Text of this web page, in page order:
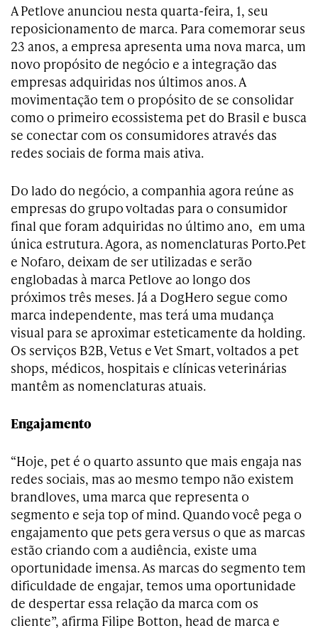
A Petlove anunciou nesta quarta-feira, 1, seu
reposicionamento de marca. Para comemorar seus
23 anos, a empresa apresenta uma nova marca, um
novo propósito de negócio e a integração das
empresas adquiridas nos últimos anos. A
movimentação tem o propósito de se consolidar
como o primeiro ecossistema pet do Brasil e busca
se conectar com os consumidores através das
redes sociais de forma mais ativa.
Do lado do negócio, a companhia agora reúne as
empresas do grupo voltadas para o consumidor
final que foram adquiridas no último ano, em uma
única estrutura. Agora, as nomenclaturas Porto.Pet
e Nofaro, deixam de ser utilizadas e serão
englobadas à marca Petlove ao longo dos
próximos três meses. Já a DogHero segue como
marca independente, mas terá uma mudança
visual para se aproximar esteticamente da holding.
Os serviços B2B, Vetus e Vet Smart, voltados a pet
shops, médicos, hospitais e clínicas veterinárias
mantêm as nomenclaturas atuais.
Engajamento
“Hoje, pet é o quarto assunto que mais engaja nas
redes sociais, mas ao mesmo tempo não existem
brandloves, uma marca que representa o
segmento e seja top of mind. Quando você pega o
engajamento que pets gera versus o que as marcas
estão criando com a audiência, existe uma
oportunidade imensa. As marcas do segmento tem
dificuldade de engajar, temos uma oportunidade
de despertar essa relação da marca com os
cliente”, afirma Filipe Botton, head de marca e